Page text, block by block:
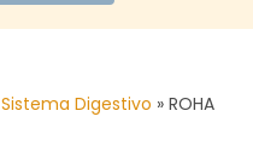
Sistema Digestivo » ROHA